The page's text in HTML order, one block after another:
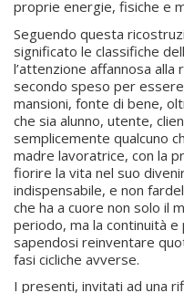
proprie energie, fisiche e
Seguendo questa
significato le classifiche
l’attenzione affannosa alla
secondo speso per
mansioni, fonte di bene,
che sia alunno, utente,
semplicemente qualcuno
madre lavoratrice, con la
fiorire la vita nel suo
indispensabile, e non
che ha a cuore non solo il
periodo, ma la continuità
sapendosi reinventare
fasi cicliche avverse.
I presenti, invitati ad una